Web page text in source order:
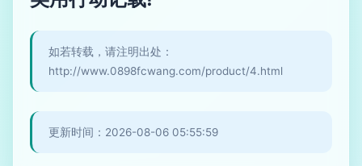
如若转载，请注明出处：
http://www.0898fcwang.com/product/4.html
更新时间：2026-08-06 05:55:59